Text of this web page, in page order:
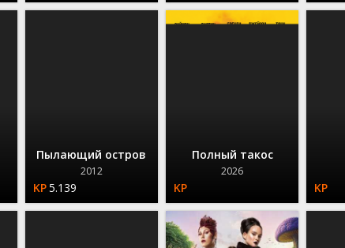
Пылающий остров
2012
5.139
Полный такос
2026